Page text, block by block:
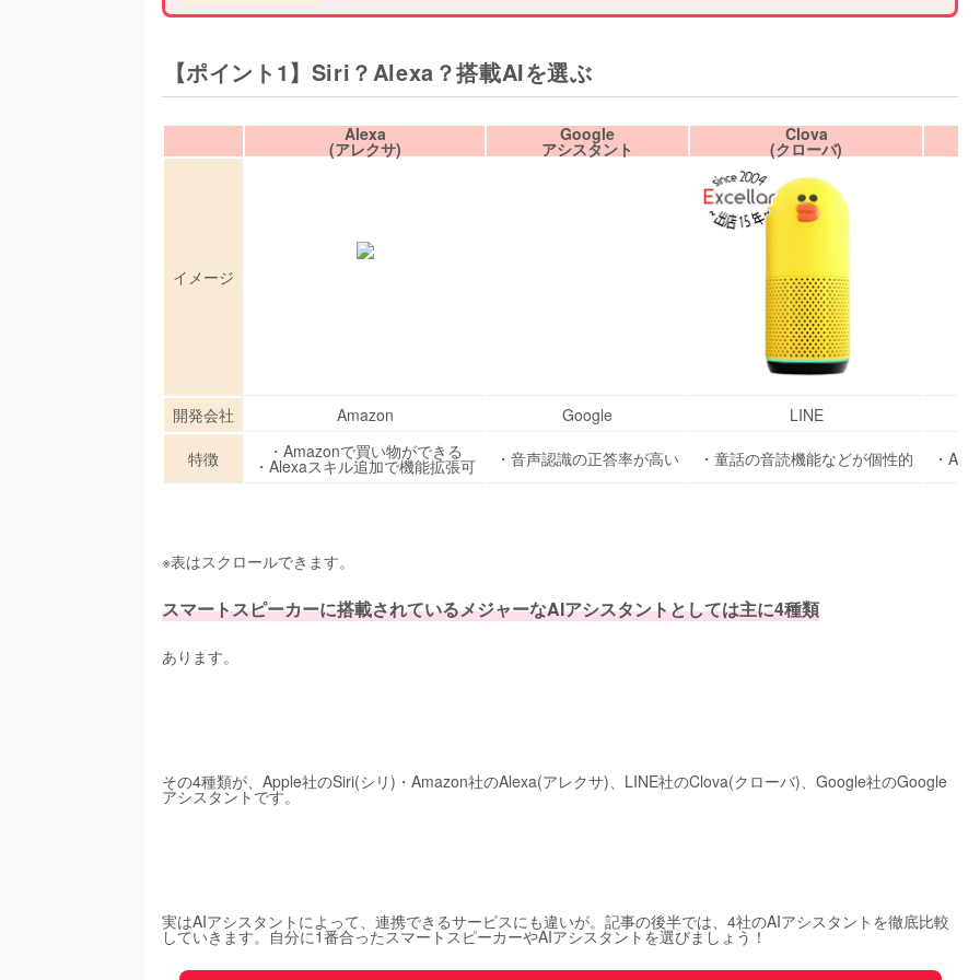
【ポイント1】Siri？Alexa？搭載AIを選ぶ
Alexa
(アレクサ)
Google
アシスタント
Clova
(クローバ)
イメージ
開発会社 Amazon Google LINE
特徴
・Amazonで買い物ができる
・Alexaスキル追加で機能拡張可 ・音声認識の正答率が高い ・童話の音読機能などが個性的 ・
※表はスクロールできます。
スマートスピーカーに搭載されているメジャーなAIアシスタントとしては主に4種類
あります。
その4種類が、Apple社のSiri(シリ)・Amazon社のAlexa(アレクサ)、LINE社のClova(クローバ)、Google社のGoogle
アシスタントです。
実はAIアシスタントによって、連携できるサービスにも違いが。記事の後半では、4社のAIアシスタントを徹底比較
していきます。自分に1番合ったスマートスピーカーやAIアシスタントを選びましょう！